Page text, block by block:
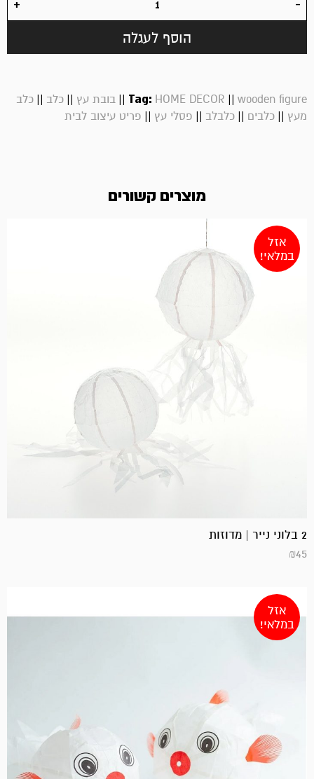
הוסף לעגלה
Tag: HOME DECOR || wooden figure
|| בובת עץ || כלב || כלב
מעץ || כלבים || כלבלב || פסלי עץ || פריט עיצוב לבית
מוצרים קשורים
אזל
במלאי!
2 בלוני נייר | מדוזות
₪45
אזל
במלאי!